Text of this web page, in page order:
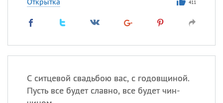
411
С ситцевой свадьбою вас, с годовщиной.
Пусть все будет славно, все будет чин-